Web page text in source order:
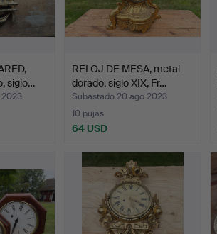
siglo…
2023
RELOJ DE MESA, metal
dorado, siglo XIX, Fr…
Subastado 20 ago 2023
10 pujas
64 USD